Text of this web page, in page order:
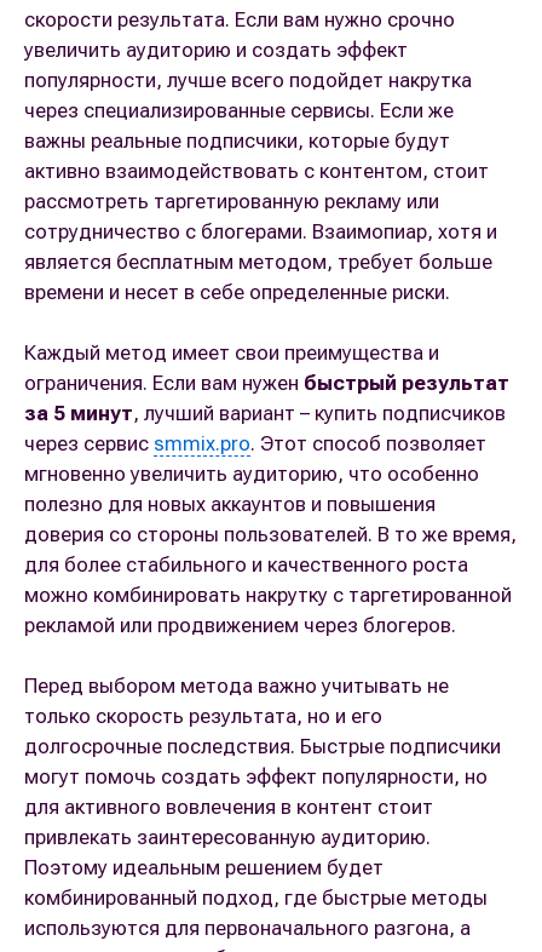
скорости результата. Если вам нужно срочно
увеличить аудиторию и создать эффект
популярности, лучше всего подойдет накрутка
через специализированные сервисы. Если же
важны реальные подписчики, которые будут
активно взаимодействовать с контентом, стоит
рассмотреть таргетированную рекламу или
сотрудничество с блогерами. Взаимопиар, хотя и
является бесплатным методом, требует больше
времени и несет в себе определенные риски.
Каждый метод имеет свои преимущества и
ограничения. Если вам нужен быстрый результат
за 5 минут, лучший вариант – купить подписчиков
через сервис smmix.pro. Этот способ позволяет
мгновенно увеличить аудиторию, что особенно
полезно для новых аккаунтов и повышения
доверия со стороны пользователей. В то же время,
для более стабильного и качественного роста
можно комбинировать накрутку с таргетированной
рекламой или продвижением через блогеров.
Перед выбором метода важно учитывать не
только скорость результата, но и его
долгосрочные последствия. Быстрые подписчики
могут помочь создать эффект популярности, но
для активного вовлечения в контент стоит
привлекать заинтересованную аудиторию.
Поэтому идеальным решением будет
комбинированный подход, где быстрые методы
используются для первоначального разгона, а